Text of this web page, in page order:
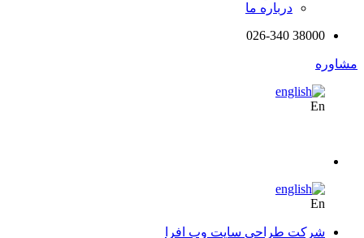
درباره ما
38000 026-340
مشاوره
En
En
شرکت طراحی سایت وب افرا